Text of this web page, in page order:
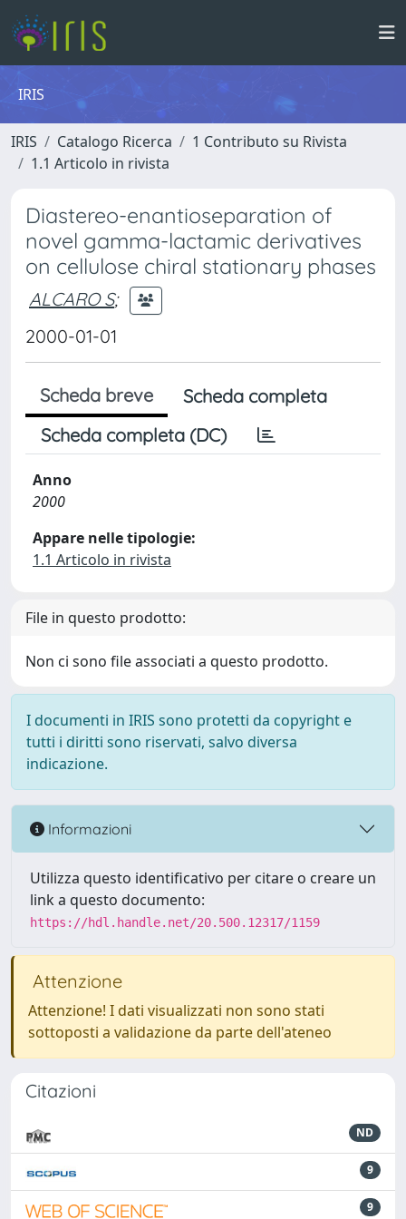
IRIS
IRIS Catalogo Ricerca
1 Contributo su Rivista
1.1 Articolo in rivista
Diastereo-enantioseparation of
novel gamma-lactamic derivatives
on cellulose chiral stationary phases
ALCARO S;
2000-01-01
Scheda breve
Scheda completa
Scheda completa (DC)
Anno
2000
Appare nelle tipologie:
1.1 Articolo in rivista
File in questo prodotto:
Non ci sono file associati a questo prodotto.
I documenti in IRIS sono protetti da copyright e
tutti i diritti sono riservati, salvo diversa
indicazione.
Informazioni
Utilizza questo identificativo per citare o creare un
link a questo documento:
https://hdl.handle.net/20.500.12317/1159
Attenzione
Attenzione! I dati visualizzati non sono stati
sottoposti a validazione da parte dell'ateneo
Citazioni
ND
9
9